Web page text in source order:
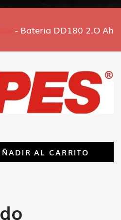
- Bateria DD180 2.O Ah
AL CARRITO